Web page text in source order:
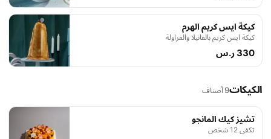
كيكة ايس كريم الهرم
كيكة ايس كريم بالفانيلا والفراولة
330 ر.س
الكيكات9 أصناف
تشيز كيك المانجو
تكفي 12 شخص